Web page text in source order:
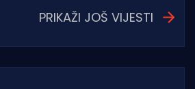
PRIKAŽI JOŠ VIJESTI